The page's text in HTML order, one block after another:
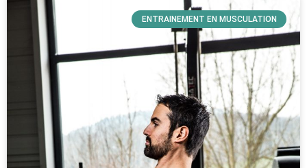
ENTRAINEMENT EN MUSCULATION